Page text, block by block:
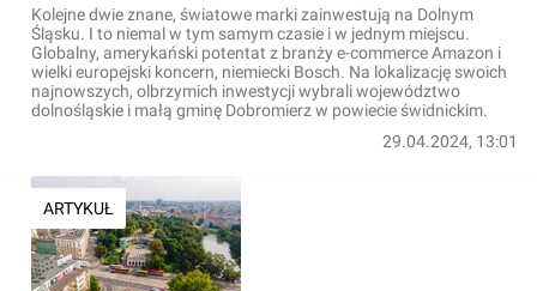
Kolejne dwie znane, światowe marki zainwestują na Dolnym
Śląsku. I to niemal w tym samym czasie i w jednym miejscu.
Globalny, amerykański potentat z branży e-commerce Amazon i
wielki europejski koncern, niemiecki Bosch. Na lokalizację swoich
najnowszych, olbrzymich inwestycji wybrali województwo
dolnośląskie i małą gminę Dobromierz w powiecie świdnickim.
29.04.2024, 13:01
ARTYKUŁ